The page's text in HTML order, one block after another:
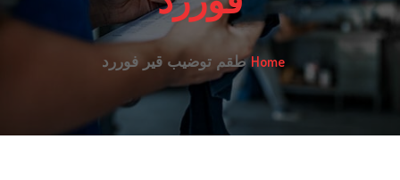
Homeطقم توضيب قير فوررد